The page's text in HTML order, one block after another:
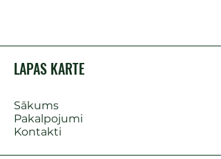
LAPAS KARTE
Sākums
Pakalpojumi
Kontakti